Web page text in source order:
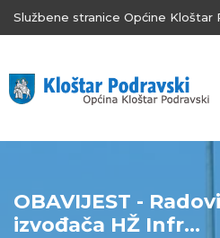
Službene stranice Općine Kloštar
OBAVIJEST -
izvođača HŽ Infr...